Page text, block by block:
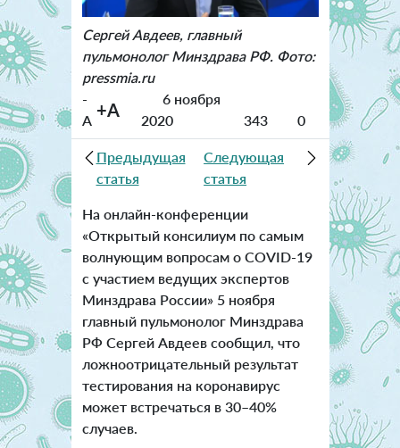
Сергей Авдеев, главный
пульмонолог Минздрава РФ. Фото:
pressmia.ru
-
A +A
6 ноября
2020
343 0
Предыдущая
статья
Следующая
статья
На онлайн-конференции
«Открытый консилиум по самым
волнующим вопросам о COVID-19
с участием ведущих экспертов
Минздрава России» 5 ноября
главный пульмонолог Минздрава
РФ Сергей Авдеев сообщил, что
ложноотрицательный результат
тестирования на коронавирус
может встречаться в 30–40%
случаев.